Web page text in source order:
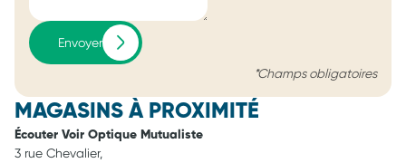
Envoyer
*Champs obligatoires
MAGASINS À PROXIMITÉ
Écouter Voir Optique Mutualiste
3 rue Chevalier,